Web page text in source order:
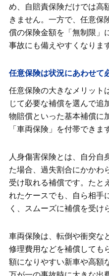
め、自賠責保険だけでは高
きません。一方で、任意保
償の保険金額を「無制限」
事故にも備えやすくなりま
任意保険は状況にあわせて
任意保険の大きなメリット
じて必要な補償を選んで追
物賠償といった基本補償に
「車両保険」を付帯できま
人身傷害保険とは、自分自
た場合、過失割合にかかわ
受け取れる補償です。たと
れたケースでも、自ら相手
く、スムーズに補償を受け
車両保険は、転倒や衝突な
修理費用などを補償しても
額になりやすい新車や高額